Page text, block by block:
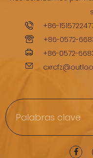
+86-
+86-0572-
+86-0572-